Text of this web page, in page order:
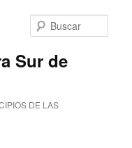
Sur de
DE LAS